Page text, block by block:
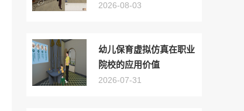
2026-08-03
幼儿保育虚拟仿真在职业
院校的应用价值
2026-07-31